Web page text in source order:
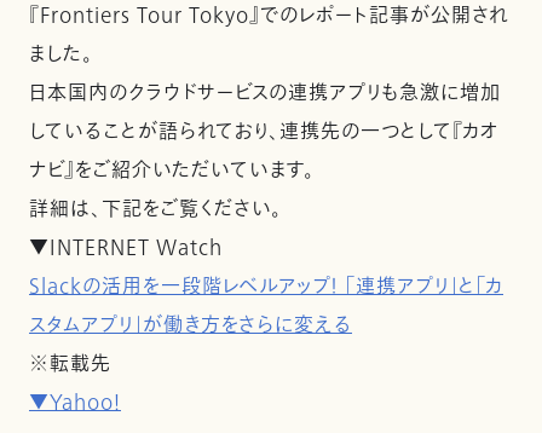
『Frontiers Tour Tokyo』でのレポート記事が公開され
ました。
日本国内のクラウドサービスの連携アプリも急激に増加
していることが語られており、連携先の一つとして『カオ
ナビ』をご紹介いただいています。
詳細は、下記をご覧ください。
▼INTERNET Watch
Slackの活用を一段階レベルアップ！ 「連携アプリ」と「カ
スタムアプリ」が働き方をさらに変える
※転載先
▼Yahoo!